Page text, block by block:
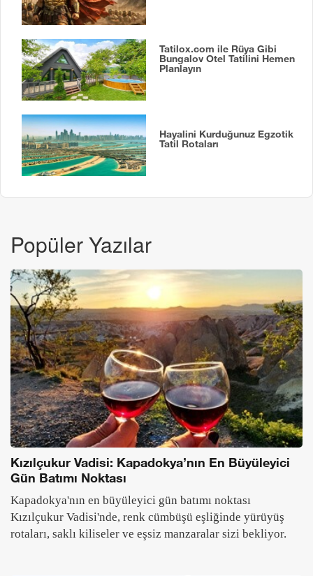
Tatilox.com ile Rüya Gibi
Bungalov Otel Tatilini Hemen
Planlayın
Hayalini Kurduğunuz Egzotik
Tatil Rotaları
Popüler Yazılar
Kızılçukur Vadisi: Kapadokya’nın En Büyüleyici
Gün Batımı Noktası
Kapadokya'nın en büyüleyici gün batımı noktası
Kızılçukur Vadisi'nde, renk cümbüşü eşliğinde yürüyüş
rotaları, saklı kiliseler ve eşsiz manzaralar sizi bekliyor.